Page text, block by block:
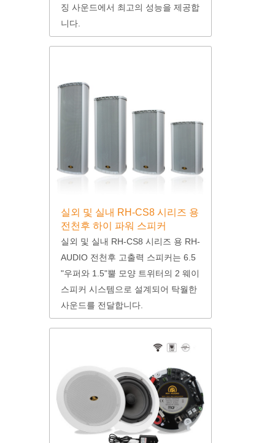
징 사운드에서 최고의 성능을 제공합
니다.
실외 및 실내 RH-CS8 시리즈 용
전천후 하이 파워 스피커
실외 및 실내 RH-CS8 시리즈 용 RH-
AUDIO 전천후 고출력 스피커는 6.5
"우퍼와 1.5"뿔 모양 트위터의 2 웨이
스피커 시스템으로 설계되어 탁월한
사운드를 전달합니다.